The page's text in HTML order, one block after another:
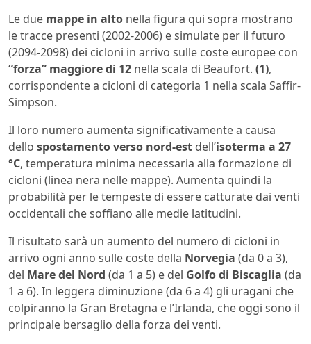
Le due mappe in alto nella figura qui sopra mostrano
le tracce presenti (2002-2006) e simulate per il futuro
(2094-2098) dei cicloni in arrivo sulle coste europee con
“forza” maggiore di 12 nella scala di Beaufort. (1),
corrispondente a cicloni di categoria 1 nella scala Saffir-
Simpson.
Il loro numero aumenta significativamente a causa
dello spostamento verso nord-est dell’isoterma a 27
°C, temperatura minima necessaria alla formazione di
cicloni (linea nera nelle mappe). Aumenta quindi la
probabilità per le tempeste di essere catturate dai venti
occidentali che soffiano alle medie latitudini.
Il risultato sarà un aumento del numero di cicloni in
arrivo ogni anno sulle coste della Norvegia (da 0 a 3),
del Mare del Nord (da 1 a 5) e del Golfo di Biscaglia (da
1 a 6). In leggera diminuzione (da 6 a 4) gli uragani che
colpiranno la Gran Bretagna e l’Irlanda, che oggi sono il
principale bersaglio della forza dei venti.